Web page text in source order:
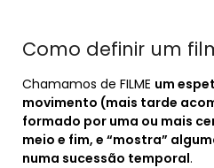
Como definir um
Chamamos de FILME um
movimento (mais tarde
formado por uma ou mais
meio e fim, e “mostra”
numa sucessão temporal.